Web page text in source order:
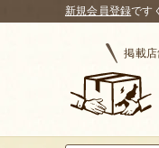
新規会員登録です
掲載店